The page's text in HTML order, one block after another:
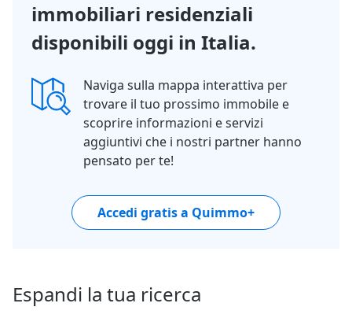
immobiliari residenziali
disponibili oggi in Italia.
Naviga sulla mappa interattiva per
trovare il tuo prossimo immobile e
scoprire informazioni e servizi
aggiuntivi che i nostri partner hanno
pensato per te!
Accedi gratis a Quimmo+
Espandi la tua ricerca